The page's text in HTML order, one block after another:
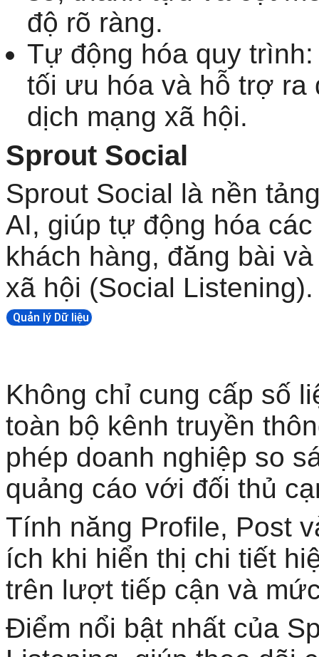
độ rõ ràng.
Tự động hóa quy
tối ưu hóa và hỗ trợ ra
dịch mạng xã hội.
Sprout Social
Sprout Social là nền
AI, giúp tự động hóa
khách hàng, đăng bài
xã hội (Social Listening).
Quản lý Dữ liệu
Không chỉ cung cấp số
toàn bộ kênh truyền
phép doanh nghiệp so
quảng cáo với đối thủ
Tính năng Profile, Post
ích khi hiển thị chi tiết
trên lượt tiếp cận và
Điểm nổi bật nhất của